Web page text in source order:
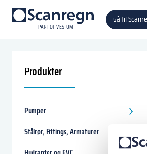
PARTOF VESTUM
Gå til
Produkter
Pumper
Stålrør, Fittings, Armaturer